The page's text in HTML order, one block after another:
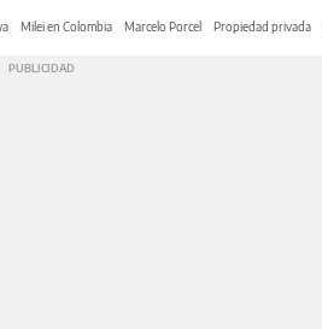
Milei en Colombia Marcelo Porcel Propiedad privada